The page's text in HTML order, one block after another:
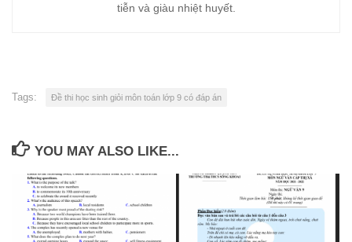
tiễn và giàu nhiệt huyết.
Tags: Đề thi học sinh giỏi môn toán lớp 9 có đáp án
YOU MAY ALSO LIKE...